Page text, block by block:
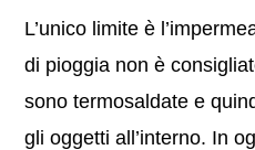
L’unico limite è
di pioggia non è
sono termosaldate e
gli oggetti all’interno. In